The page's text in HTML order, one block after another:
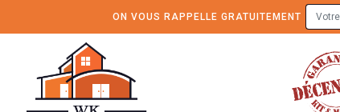
ON VOUS RAPPELLE GRATUITEMENT